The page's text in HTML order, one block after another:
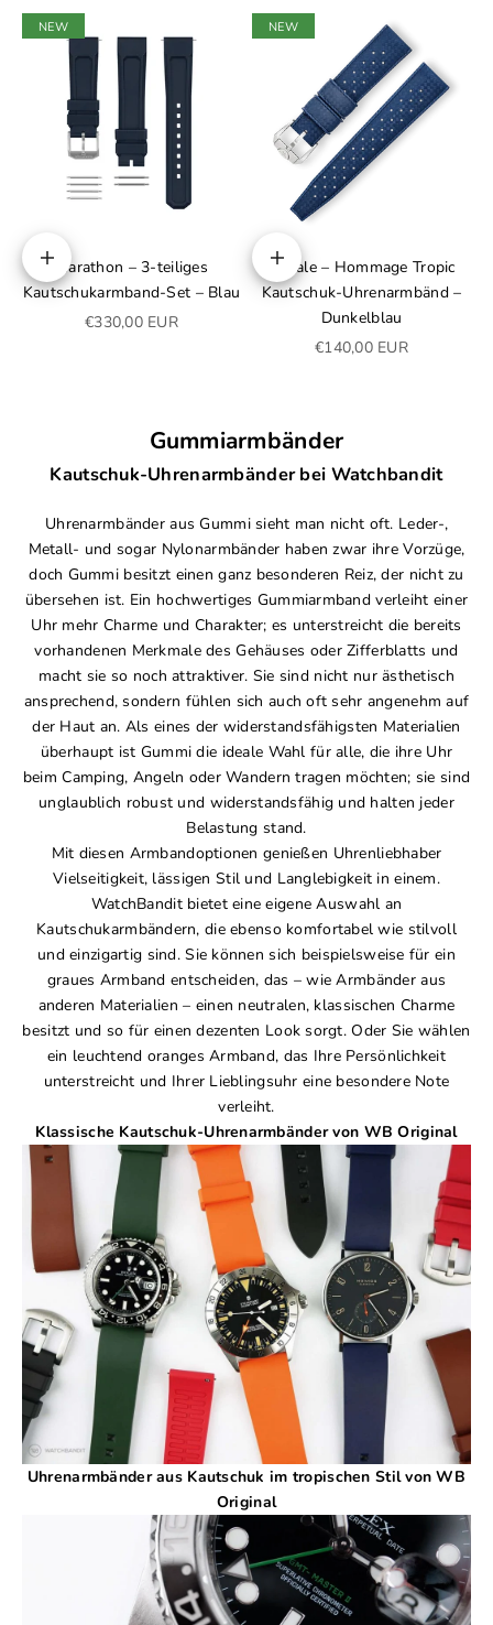
NEW
In den Warenkorb
Marathon – 3-teiliges
Kautschukarmband-Set – Blau
Angebot
€330,00 EUR
NEW
Optionen auswählen
Squale – Hommage Tropic
Kautschuk-Uhrenarmbänd –
Dunkelblau
Angebot
€140,00 EUR
Gummiarmbänder
Kautschuk-Uhrenarmbänder bei Watchbandit
Uhrenarmbänder aus Gummi sieht man nicht oft. Leder-,
Metall- und sogar Nylonarmbänder haben zwar ihre Vorzüge,
doch Gummi besitzt einen ganz besonderen Reiz, der nicht zu
übersehen ist. Ein hochwertiges Gummiarmband verleiht einer
Uhr mehr Charme und Charakter; es unterstreicht die bereits
vorhandenen Merkmale des Gehäuses oder Zifferblatts und
macht sie so noch attraktiver. Sie sind nicht nur ästhetisch
ansprechend, sondern fühlen sich auch oft sehr angenehm auf
der Haut an. Als eines der widerstandsfähigsten Materialien
überhaupt ist Gummi die ideale Wahl für alle, die ihre Uhr
beim Camping, Angeln oder Wandern tragen möchten; sie sind
unglaublich robust und widerstandsfähig und halten jeder
Belastung stand.
Mit diesen Armbandoptionen genießen Uhrenliebhaber
Vielseitigkeit, lässigen Stil und Langlebigkeit in einem.
WatchBandit bietet eine eigene Auswahl an
Kautschukarmbändern, die ebenso komfortabel wie stilvoll
und einzigartig sind. Sie können sich beispielsweise für ein
graues Armband entscheiden, das – wie Armbänder aus
anderen Materialien – einen neutralen, klassischen Charme
besitzt und so für einen dezenten Look sorgt. Oder Sie wählen
ein leuchtend oranges Armband, das Ihre Persönlichkeit
unterstreicht und Ihrer Lieblingsuhr eine besondere Note
verleiht.
Klassische Kautschuk-Uhrenarmbändervon WB Original
Uhrenarmbänder aus Kautschuk im tropischen Stilvon WB
Original